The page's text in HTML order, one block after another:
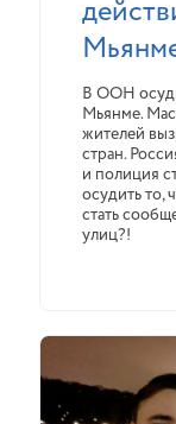
В ООН
Мьянме.
жителей
стран.
и полиция
осудить то,
стать
улиц?!